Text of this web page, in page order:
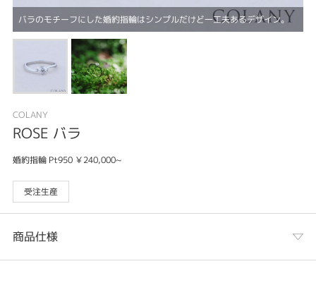
バラのモチーフにした婚約指輪はシンプルだけど一工夫あるデザイン。
COLANY
ROSE バラ
婚約指輪 Pt950 ￥240,000~
受注生産
商品仕様